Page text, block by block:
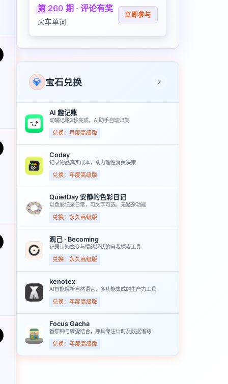
第 260 期 · 评论有奖
火车单词
立即参与
宝石兑换
💎
AI 趣记账
动嘴记账3秒完成，AI助手自动归类
兑换：月度高级版
Coday
记录物品真实成本，助力理性消费决策
兑换：年度高级版
QuietDay 安静的色彩日记
以色彩记录日常，可文字可选，无繁杂功能
兑换：永久高级版
观己 · Becoming
记录认知蜕变与情绪起伏的自我探索工具
兑换：永久高级版
kenotex
AI智能解析自然语言，多功能集成的生产力工具
兑换：年度高级版
Focus Gacha
番茄钟与转蛋结合，兼具专注计时及数据追踪
兑换：年度高级版